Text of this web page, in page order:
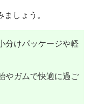
しょう。
分けパッケージや軽
やガムで快適に過ご